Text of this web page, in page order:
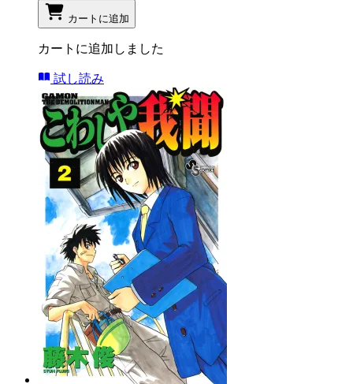
カートに追加
カートに追加しました
試し読み